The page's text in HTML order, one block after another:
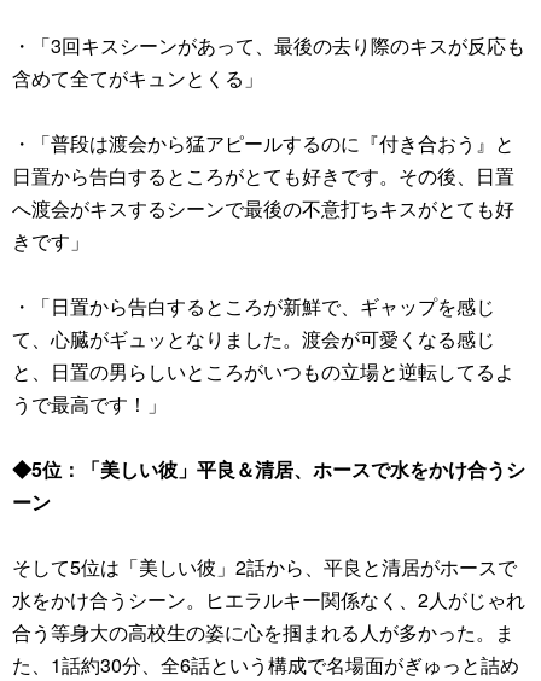
・「3回キスシーンがあって、最後の去り際のキスが反応も
含めて全てがキュンとくる」
・「普段は渡会から猛アピールするのに『付き合おう』と
日置から告白するところがとても好きです。その後、日置
へ渡会がキスするシーンで最後の不意打ちキスがとても好
きです」
・「日置から告白するところが新鮮で、ギャップを感じ
て、心臓がギュッとなりました。渡会が可愛くなる感じ
と、日置の男らしいところがいつもの立場と逆転してるよ
うで最高です！」
◆5位：「美しい彼」平良＆清居、ホースで水をかけ合うシ
ーン
そして5位は「美しい彼」2話から、平良と清居がホースで
水をかけ合うシーン。ヒエラルキー関係なく、2人がじゃれ
合う等身大の高校生の姿に心を掴まれる人が多かった。ま
た、1話約30分、全6話という構成で名場面がぎゅっと詰め